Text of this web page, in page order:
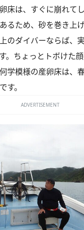
床は、すぐに崩れてし
るため、砂を巻き上
のダイバーならば、
。ちょっとトボけた
学模様の産卵床は、
す。
ADVERTISEMENT